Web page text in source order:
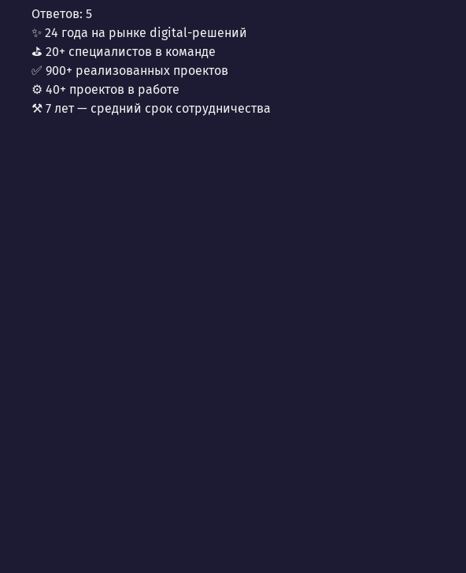
Ответов: 5
✨ 24 года на рынке digital-решений
⛳ 20+ специалистов в команде
✅ 900+ реализованных проектов
⚙️ 40+ проектов в работе
⚒️ 7 лет — средний срок сотрудничества